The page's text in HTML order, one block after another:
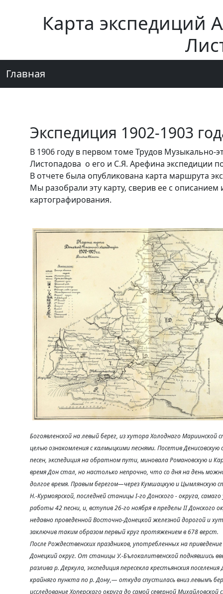
Карта экспедиций
Главная
Экспедиция 1902-1903
В 1906 году в первом томе Трудов
Листопадова о его и С.Я. Арефина экспедиции
В отчете была опубликована карта маршрута
Мы разобрали эту карту, сверив ее с
картографирования.
Богоявленской на левый берег, из хутора Холоднаго
целью ознакомления с калмыцкими песнями. Посетив
песен, экспедиция на обратном пути, миновала Романовcкую и
время Дон стал, но настолько непрочно, что со дня на день
долгое время. Правым берегом—через Кумшацкую и Цымлянскую
Н.-Курмоярской, последней станицы I-го Донского - округа,
работы 42 песни, и, вступив 26-го ноября в пределы II Донского
недавно проведенной Восточно-Донецкой железной дорогой и
заключив таким образом первый круг протяжением в 678 верст.
После Рождественских праздников, употребленных на
Донецкий округ. От станицы У.-Бълокалитвенской поднявшись
разлива р. Деркула, экспедиция пересекла крестьянския
крайняго пункта по р. Дону,— откуда спустилась вниз левымъ
исследование Хоперскаго округа до самой северной